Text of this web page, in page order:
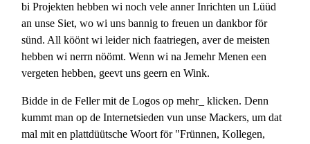
bi Projekten hebben wi noch vele anner Inrichten un Lüüd
an unse Siet, wo wi uns bannig to freuen un dankbor för
sünd. All köönt wi leider nich faatriegen, aver de meisten
hebben wi nerrn nöömt. Wenn wi na Jemehr Menen een
vergeten hebben, geevt uns geern en Wink.
Bidde in de Feller mit de Logos op mehr_ klicken. Denn
kummt man op de Internetsieden vun unse Mackers, um dat
mal mit en plattdüütsche Woort för "Frünnen, Kollegen,